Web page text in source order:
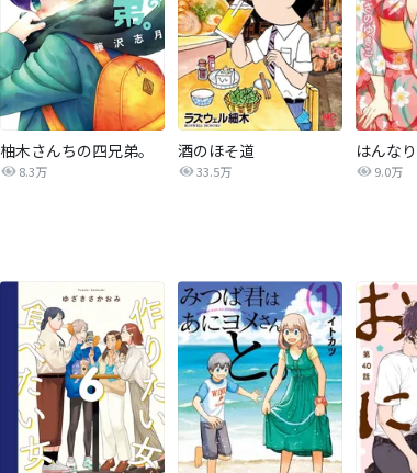
柚木さんちの四兄弟。
8.3万
酒のほそ道
33.5万 9.0万